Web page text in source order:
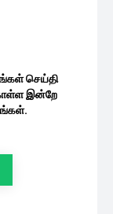
திருத்தச்